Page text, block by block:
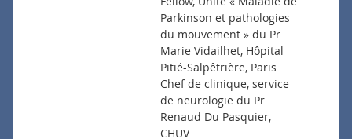
Parkinson et pathologies
du mouvement » du Pr
Marie Vidailhet, Hôpital
Pitié-Salpêtrière, Paris
Chef de clinique, service
de neurologie du Pr
Renaud Du Pasquier,
CHUV